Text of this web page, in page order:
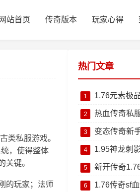
网站首页 传奇版本 玩家心得
类私服游戏。
，使得整体
关键。
的玩家；法师
热门文章
1 1.76元素极品传奇
2 热血传奇私服1.76怪
3 变态传奇新手必看
4 1.95神龙刺影传奇：法
5 新开传奇1.76版魂
6 1.76传奇sf血饮